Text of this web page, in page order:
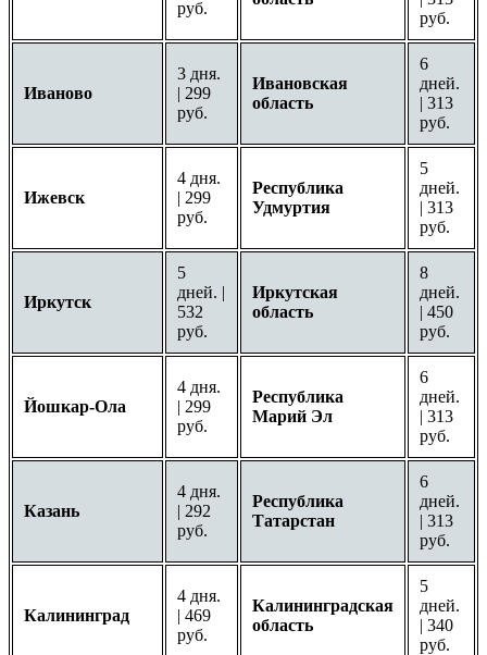
руб.
руб.
Иваново
3 дня.
| 299
руб.
Ивановская
область
6
дней.
| 313
руб.
Ижевск
4 дня.
| 299
руб.
Республика
Удмуртия
5
дней.
| 313
руб.
Иркутск
5
дней. |
532
руб.
Иркутская
область
8
дней.
| 450
руб.
Йошкар-Ола
4 дня.
| 299
руб.
Республика
Марий Эл
6
дней.
| 313
руб.
Казань
4 дня.
| 292
руб.
Республика
Татарстан
6
дней.
| 313
руб.
Калининград
4 дня.
| 469
руб.
Калининградская
область
5
дней.
| 340
руб.